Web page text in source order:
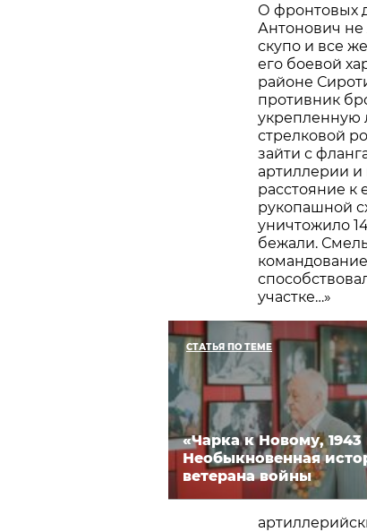
О фронтовых
Антонович не
скупо и все
его боевой
районе
противник
укрепленную
стрелковой
зайти с
артиллерии и
расстояние к
рукопашной
уничтожило
бежали.
участке…»
СТАТЬЯ ПО ТЕМЕ
«Чарка к Новому, 1943
Необыкновенная
ветерана войны